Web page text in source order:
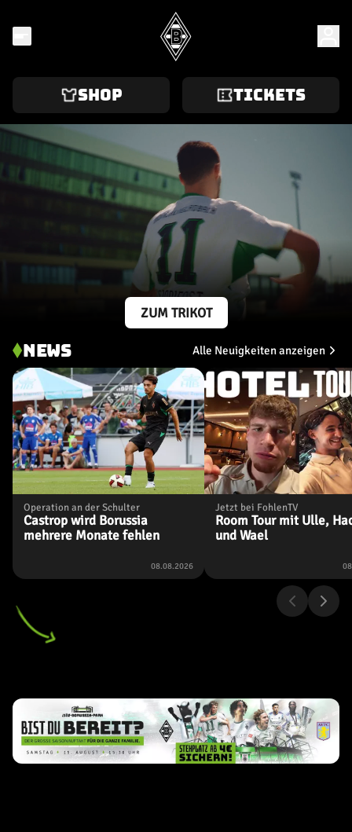
SHOP TICKETS
ZUM TRIKOT
NEWS Alle Neuigkeiten anzeigen
Operation an der Schulter
Castrop wird Borussia
mehrere Monate fehlen
08.08.2026
Jetzt bei FohlenTV
Room Tour mit Ulle,
und Wael
3 3
04.04.2026
2
29. Spieltag 11.04.2026
1 0
30. Spieltag 19.04.2026
1 1
31. Spieltag 25.04.2026
0 0
32. Spieltag 03.05.2026
1 0
33. Spieltag 09.05.2026
3
2 6
Freundschaftsspiel 22.05.2026